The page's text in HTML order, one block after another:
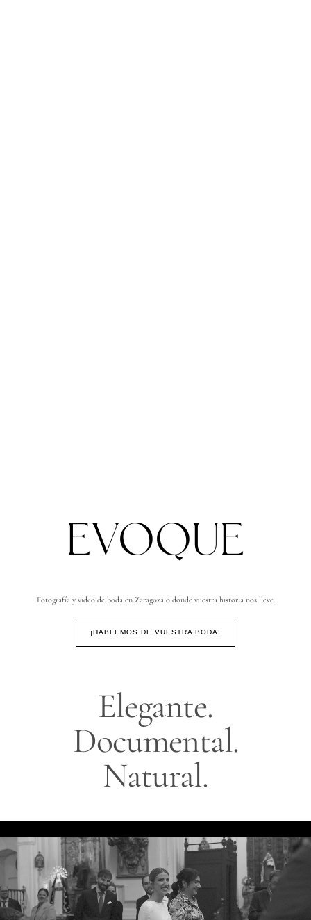
EVOQUE
Fotografía y video de boda en Zaragoza o donde vuestra historia nos lleve.
¡HABLEMOS DE VUESTRA BODA!
Elegante.
Documental.
Natural.